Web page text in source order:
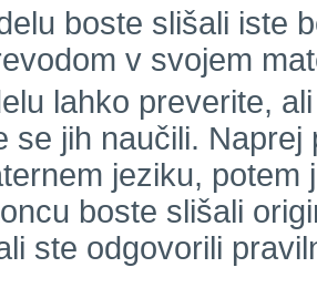
boste slišali iste
v svojem
lahko preverite,
se jih naučili.
jeziku,
boste slišali
ste odgovorili